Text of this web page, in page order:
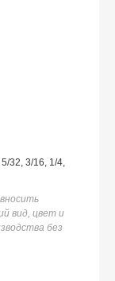
32, 3/16, 1/4,
вид, цвет и
без